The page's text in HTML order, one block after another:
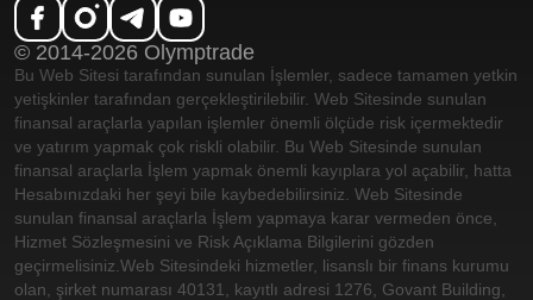
© 2014-2026 Olymptrade
Bu Web Sitesi tarafından sunulan İşlemler, sadece tamamen yetkin
yetişkinler tarafından gerçekleştirilebilir. Web Sitesinde sunulan
finansal araçlarla yapılan işlemler önemli ölçüde risk içermektedir
ve yatırım yapmak çok riskli olabilir. Bu Web Sitesinde sunulan
finansal araçlarla İşlem yapmak önemli kayıplara yol açabilir, hatta
Hesabınızdaki her şeyi bile kaybedebilirsiniz. Web Sitesinde
sunulan finansal araçlarla İşlem yapmaya karar vermeden önce,
Hizmet Sözleşmesini ve Risk Açıklama Bilgilerini gözden
geçirmelisiniz.Web Sitesindeki hizmetler, lisanslı bir finans kurumu
olan, şirket numarası 40131, kayıtlı adresi 1276, Govant Building,